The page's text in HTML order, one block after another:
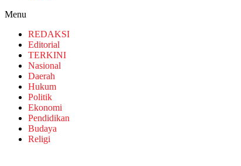
Menu
REDAKSI
Editorial
TERKINI
Nasional
Daerah
Hukum
Politik
Ekonomi
Pendidikan
Budaya
Religi